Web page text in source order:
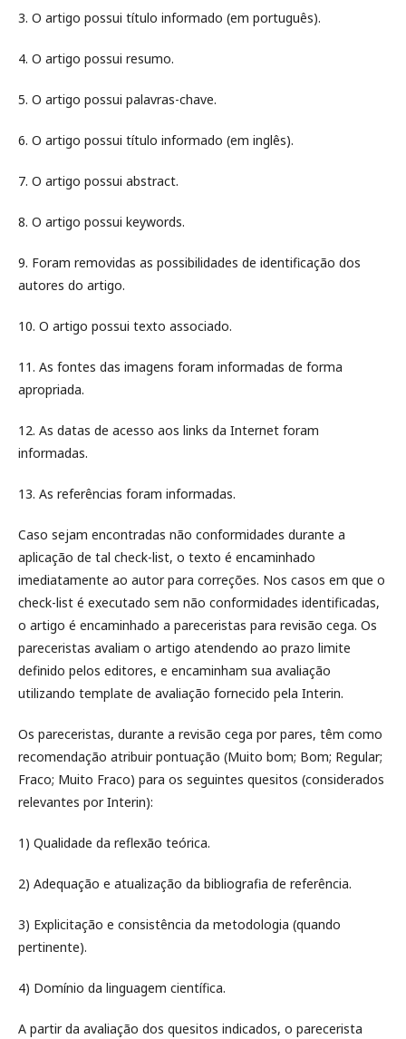
3. O artigo possui título informado (em português).
4. O artigo possui resumo.
5. O artigo possui palavras-chave.
6. O artigo possui título informado (em inglês).
7. O artigo possui abstract.
8. O artigo possui keywords.
9. Foram removidas as possibilidades de identificação dos
autores do artigo.
10. O artigo possui texto associado.
11. As fontes das imagens foram informadas de forma
apropriada.
12. As datas de acesso aos links da Internet foram
informadas.
13. As referências foram informadas.
Caso sejam encontradas não conformidades durante a
aplicação de tal check-list, o texto é encaminhado
imediatamente ao autor para correções. Nos casos em que o
check-list é executado sem não conformidades identificadas,
o artigo é encaminhado a pareceristas para revisão cega. Os
pareceristas avaliam o artigo atendendo ao prazo limite
definido pelos editores, e encaminham sua avaliação
utilizando template de avaliação fornecido pela Interin.
Os pareceristas, durante a revisão cega por pares, têm como
recomendação atribuir pontuação (Muito bom; Bom; Regular;
Fraco; Muito Fraco) para os seguintes quesitos (considerados
relevantes por Interin):
1) Qualidade da reflexão teórica.
2) Adequação e atualização da bibliografia de referência.
3) Explicitação e consistência da metodologia (quando
pertinente).
4) Domínio da linguagem científica.
A partir da avaliação dos quesitos indicados, o parecerista